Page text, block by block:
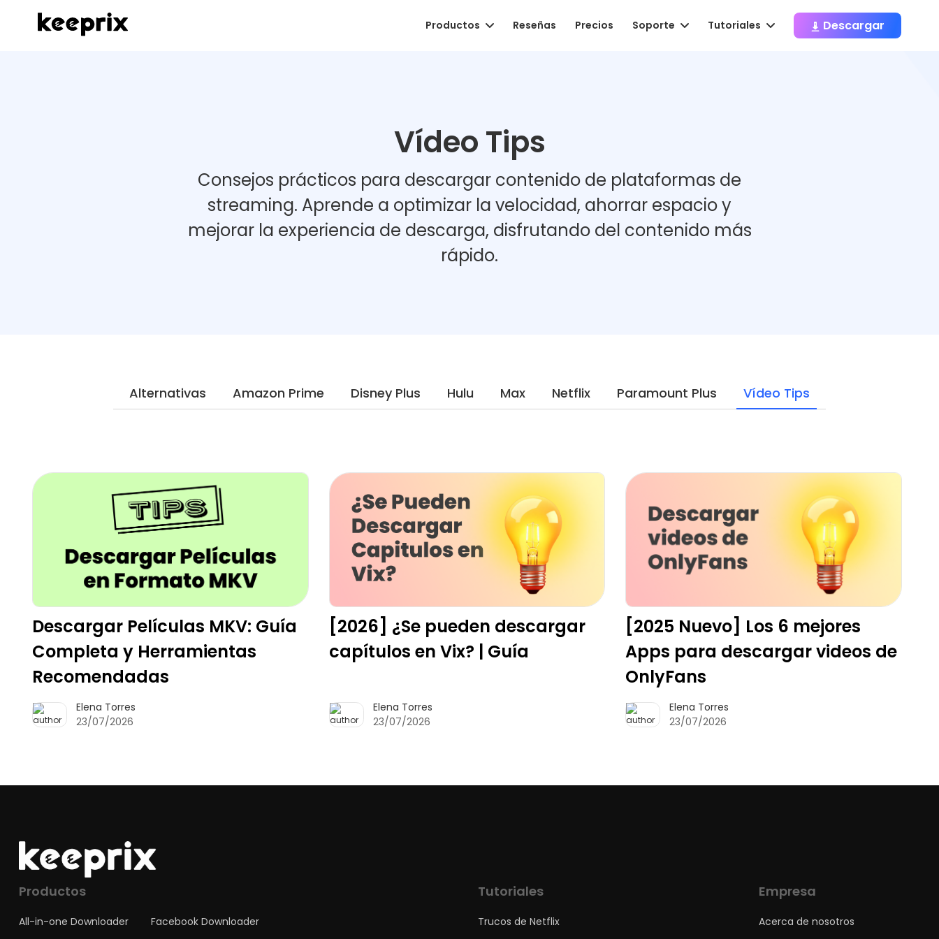
Productos Reseñas Precios Soporte Tutoriales Descargar
Vídeo Tips
Consejos prácticos para descargar contenido de plataformas de
streaming. Aprende a optimizar la velocidad, ahorrar espacio y
mejorar la experiencia de descarga, disfrutando del contenido más
rápido.
Alternativas Amazon Prime Disney Plus Hulu Max Netflix Paramount Plus Vídeo Tips
Descargar Películas MKV: Guía
Completa y Herramientas
Recomendadas
Elena Torres
23/07/2026
[2026] ¿Se pueden descargar
capítulos en Vix? | Guía
Elena Torres
23/07/2026
[2025 Nuevo] Los 6 mejores
Apps para descargar videos de
OnlyFans
Elena Torres
23/07/2026
Productos
All-in-one Downloader Facebook Downloader
Tutoriales
Trucos de Netflix
Empresa
Acerca de nosotros